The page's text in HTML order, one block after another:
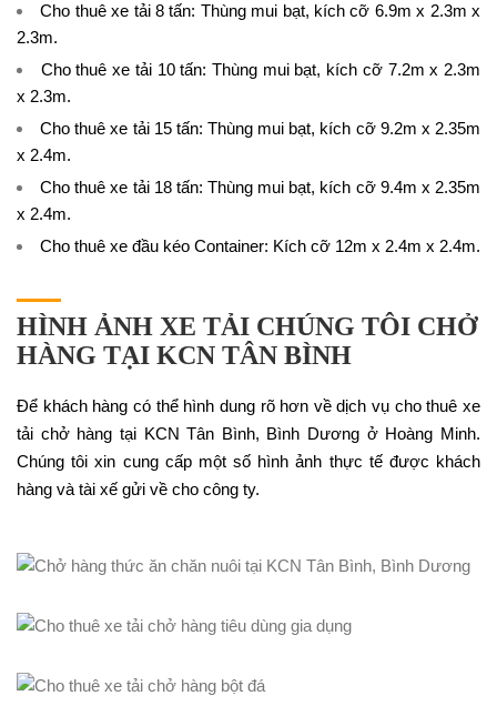
Cho thuê xe tải 8 tấn: Thùng mui bạt, kích cỡ 6.9m x 2.3m x
2.3m.
Cho thuê xe tải 10 tấn: Thùng mui bạt, kích cỡ 7.2m x 2.3m
x 2.3m.
Cho thuê xe tải 15 tấn: Thùng mui bạt, kích cỡ 9.2m x 2.35m
x 2.4m.
Cho thuê xe tải 18 tấn: Thùng mui bạt, kích cỡ 9.4m x 2.35m
x 2.4m.
Cho thuê xe đầu kéo Container: Kích cỡ 12m x 2.4m x 2.4m.
HÌNH ẢNH XE TẢI CHÚNG TÔI CHỞ
HÀNG TẠI KCN TÂN BÌNH
Để khách hàng có thể hình dung rõ hơn về dịch vụ cho thuê xe
tải chở hàng tại KCN Tân Bình, Bình Dương ở Hoàng Minh.
Chúng tôi xin cung cấp một số hình ảnh thực tế được khách
hàng và tài xế gửi về cho công ty.